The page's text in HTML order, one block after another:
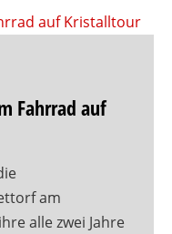
Fahrrad auf
am
alle zwei Jahre